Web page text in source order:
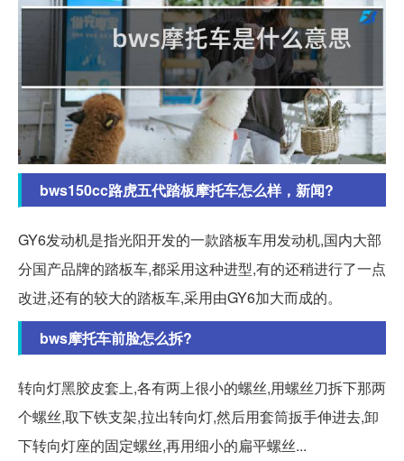
bws150cc路虎五代踏板摩托车怎么样，新闻?
GY6发动机是指光阳开发的一款踏板车用发动机,国内大部
分国产品牌的踏板车,都采用这种进型,有的还稍进行了一点
改进,还有的较大的踏板车,采用由GY6加大而成的。
bws摩托车前脸怎么拆?
转向灯黑胶皮套上,各有两上很小的螺丝,用螺丝刀拆下那两
个螺丝,取下铁支架,拉出转向灯,然后用套筒扳手伸进去,卸
下转向灯座的固定螺丝,再用细小的扁平螺丝...